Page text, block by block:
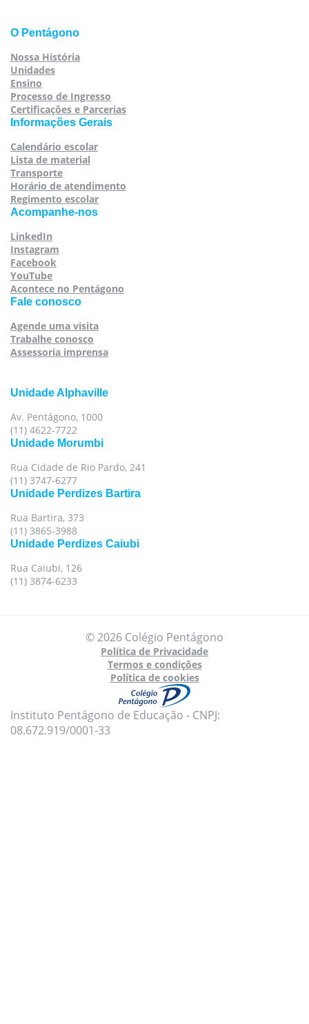
O Pentágono
Nossa História
Unidades
Ensino
Processo de Ingresso
Certificações e Parcerias
Informações Gerais
Calendário escolar
Lista de material
Transporte
Horário de atendimento
Regimento escolar
Acompanhe-nos
LinkedIn
Instagram
Facebook
YouTube
Acontece no Pentágono
Fale conosco
Agende uma visita
Trabalhe conosco
Assessoria imprensa
Unidade Alphaville
Av. Pentágono, 1000
(11) 4622-7722
Unidade Morumbi
Rua Cidade de Rio Pardo, 241
(11) 3747-6277
Unidade Perdizes Bartira
Rua Bartira, 373
(11) 3865-3988
Unidade Perdizes Caiubi
Rua Caiubi, 126
(11) 3874-6233
© 2026 Colégio Pentágono
Política de Privacidade
Termos e condições
Política de cookies
Instituto Pentágono de Educação - CNPJ:
08.672.919/0001-33